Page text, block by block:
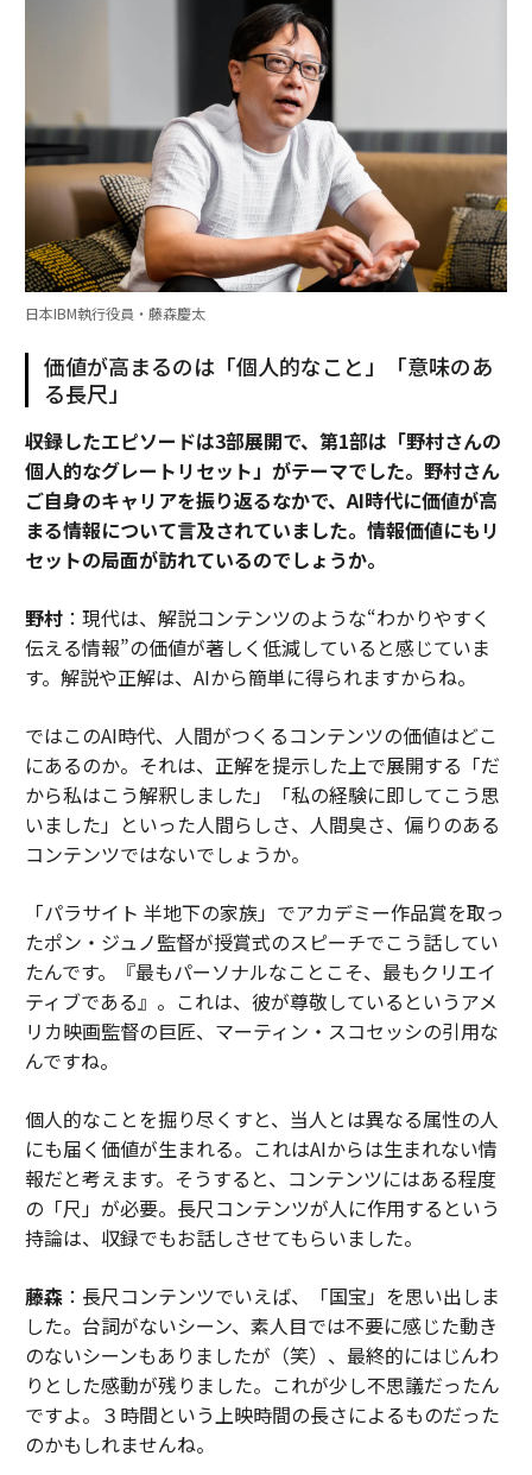
日本IBM執行役員・藤森慶太
価値が高まるのは「個人的なこと」「意味のあ
る長尺」
――収録したエピソードは3部展開で、第1部は「野村さんの
個人的なグレートリセット」がテーマでした。野村さん
ご自身のキャリアを振り返るなかで、AI時代に価値が高
まる情報について言及されていました。情報価値にもリ
セットの局面が訪れているのでしょうか。
野村：現代は、解説コンテンツのような“わかりやすく
伝える情報”の価値が著しく低減していると感じていま
す。解説や正解は、AIから簡単に得られますからね。
ではこのAI時代、人間がつくるコンテンツの価値はどこ
にあるのか。それは、正解を提示した上で展開する「だ
から私はこう解釈しました」「私の経験に即してこう思
いました」といった人間らしさ、人間臭さ、偏りのある
コンテンツではないでしょうか。
「パラサイト 半地下の家族」でアカデミー作品賞を取っ
たポン・ジュノ監督が授賞式のスピーチでこう話してい
たんです。『最もパーソナルなことこそ、最もクリエイ
ティブである』。これは、彼が尊敬しているというアメ
リカ映画監督の巨匠、マーティン・スコセッシの引用な
んですね。
個人的なことを掘り尽くすと、当人とは異なる属性の人
にも届く価値が生まれる。これはAIからは生まれない情
報だと考えます。そうすると、コンテンツにはある程度
の「尺」が必要。長尺コンテンツが人に作用するという
持論は、収録でもお話しさせてもらいました。
藤森：長尺コンテンツでいえば、「国宝」を思い出しま
した。台詞がないシーン、素人目では不要に感じた動き
のないシーンもありましたが（笑）、最終的にはじんわ
りとした感動が残りました。これが少し不思議だったん
ですよ。３時間という上映時間の長さによるものだった
のかもしれませんね。